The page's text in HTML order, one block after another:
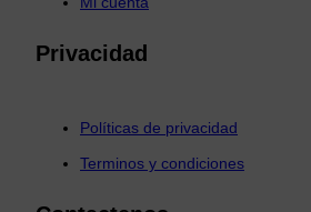
Privacidad
Políticas de privacidad
Terminos y condiciones